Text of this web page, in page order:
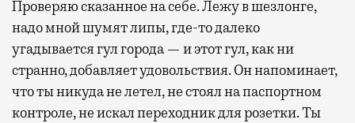
Проверяю сказанное на себе. Лежу в шезлонге,
надо мной шумят липы, где-то далеко
угадывается гул города — и этот гул, как ни
странно, добавляет удовольствия. Он напоминает,
что ты никуда не летел, не стоял на паспортном
контроле, не искал переходник для розетки. Ты